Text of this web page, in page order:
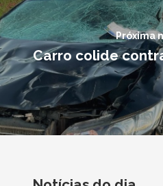
Próxima
Carro colide